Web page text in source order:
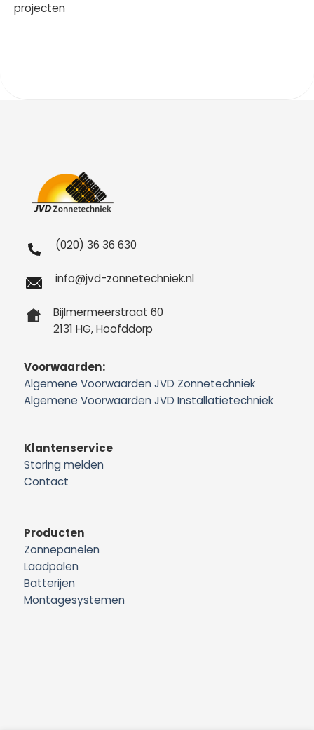
projecten
(020) 36 36 630
info@jvd-zonnetechniek.nl
Bijlmermeerstraat 60
2131 HG, Hoofddorp
Voorwaarden:
Algemene Voorwaarden JVD Zonnetechniek
Algemene Voorwaarden JVD Installatietechniek
Klantenservice
Storing melden
Contact
Producten
Zonnepanelen
Laadpalen
Batterijen
Montagesystemen